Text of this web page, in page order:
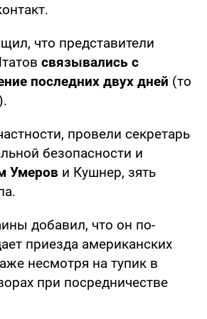
что представители
связывались с
последних двух дней (то
провели секретарь
безопасности и
Умеров и Кушнер, зять
добавил, что он по-
приезда американских
несмотря на тупик в
при посредничестве